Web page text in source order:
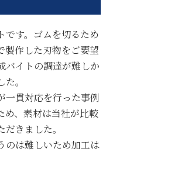
です。ゴムを切るため
製作した刃物をご要望
バイトの調達が難しか
。
一貫対応を行った事例
め、素材は当社が比較
きました。
のは難しいため加工は